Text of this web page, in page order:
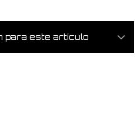
para este artículo